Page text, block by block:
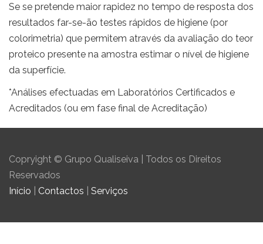
Se se pretende maior rapidez no tempo de resposta dos
resultados far-se-ão testes rápidos de higiene (por
colorimetria) que permitem através da avaliação do teor
proteico presente na amostra estimar o nível de higiene
da superfície.
*Análises efectuadas em Laboratórios Certificados e
Acreditados (ou em fase final de Acreditação)
Copryight © Grupo Qualiseiva | Todos os Direitos
Reservados
Início
Contactos Serviços